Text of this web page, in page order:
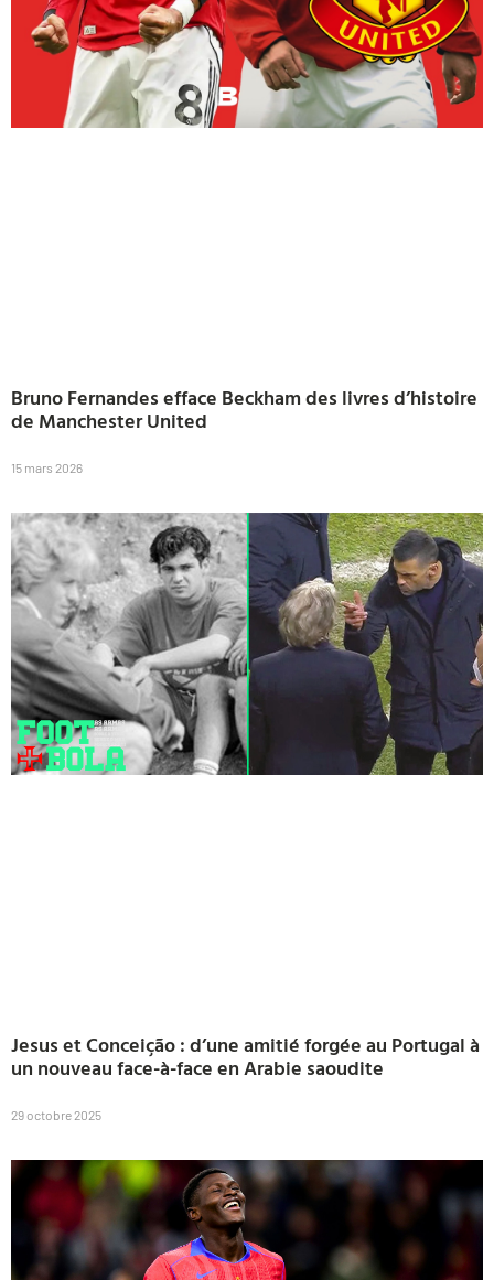
Bruno Fernandes efface Beckham des livres d’histoire
de Manchester United
15 mars 2026
Jesus et Conceição : d’une amitié forgée au Portugal à
un nouveau face-à-face en Arabie saoudite
29 octobre 2025